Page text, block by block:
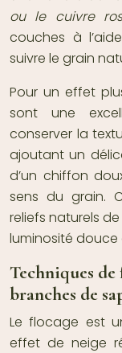
ou le cuivre
couches à
suivre le grain
Pour un effet
sont une
conserver la
ajoutant un
d’un chiffon
sens du grain.
reliefs naturels
luminosité douce
Techniques
branches de
Le flocage est
effet de neige